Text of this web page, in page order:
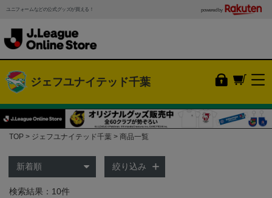
ユニフォームなどの公式グッズが買える！ powered by
ジェフユナイテッド千葉
TOP ジェフユナイテッド千葉 商品一覧
絞り込み
検索結果：10件